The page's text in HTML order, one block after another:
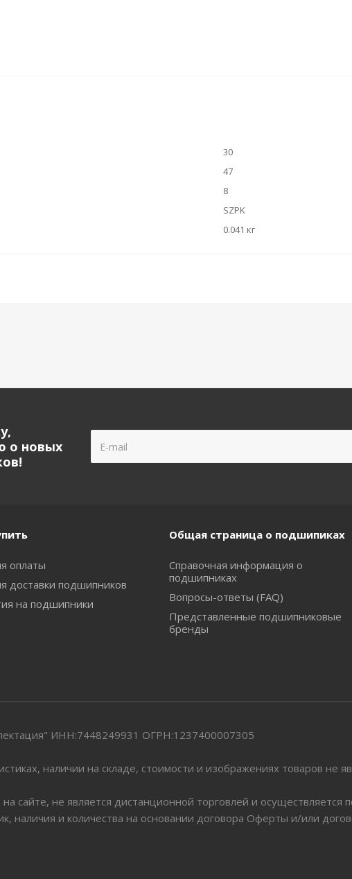
30
47
8
SZPK
0.041 кг
о новых
оплаты
доставки подшипников
на подшипники
Общая страница о подшипиках
Справочная информация о
подшипниках
Вопросы-ответы (FAQ)
Представленные подшипниковые
бренды
ИНН:7448249931 ОГРН:1237400007305
наличии на складе, стоимости и изображениях товаров не
сайте, не является дистанционной торговлей и
наличия и количества на основании договора Оферты и/или